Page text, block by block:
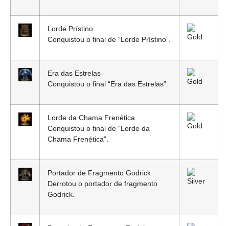
Lorde Prístino
Conquistou o final de “Lorde Prístino”.
Era das Estrelas
Conquistou o final “Era das Estrelas”.
Lorde da Chama Frenética
Conquistou o final de “Lorde da
Chama Frenética”.
Portador de Fragmento Godrick
Derrotou o portador de fragmento
Godrick.